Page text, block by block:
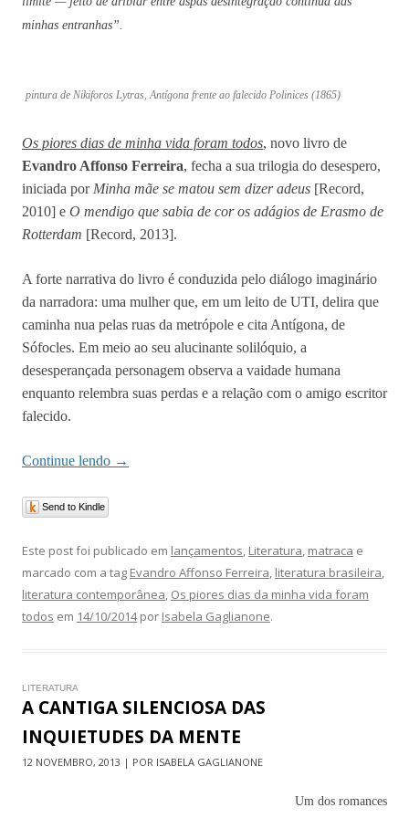
minhas entranhas”.
pintura de Nikiforos Lytras, Antígona frente ao falecido Polinices (1865)
Os piores dias de minha vida foram todos, novo livro de
Evandro Affonso Ferreira, fecha a sua trilogia do desespero,
iniciada por Minha mãe se matou sem dizer adeus [Record,
2010] e O mendigo que sabia de cor os adágios de Erasmo de
Rotterdam [Record, 2013].
A forte narrativa do livro é conduzida pelo diálogo imaginário
da narradora: uma mulher que, em um leito de UTI, delira que
caminha nua pelas ruas da metrópole e cita Antígona, de
Sófocles. Em meio ao seu alucinante solilóquio, a
desesperançada personagem observa a vaidade humana
enquanto relembra suas perdas e a relação com o amigo escritor
falecido.
Continue lendo →
Send to Kindle
Este post foi publicado em lançamentos Literatura matraca e
marcado com a tag Evandro Affonso Ferreira literatura brasileira
literatura contemporânea Os piores dias da minha vida foram
todos em 14/10/2014por Isabela Gaglianone.
LITERATURA
A CANTIGA SILENCIOSA DAS
INQUIETUDES DA MENTE
12 NOVEMBRO, 2013 | POR ISABELA GAGLIANONE
Um dos romances